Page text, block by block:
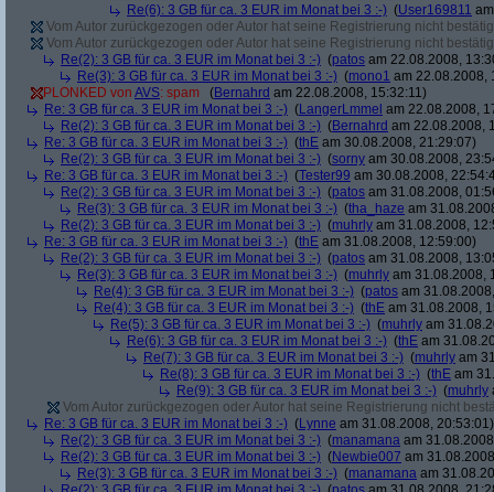
Re(6): 3 GB für ca. 3 EUR im Monat bei 3 :-) (User169811
Vom Autor zurückgezogen oder Autor hat seine Registrierung nicht
Vom Autor zurückgezogen oder Autor hat seine Registrierung nicht
Re(2): 3 GB für ca. 3 EUR im Monat bei 3 :-) (patos am 22.08.2008,
Re(3): 3 GB für ca. 3 EUR im Monat bei 3 :-) (mono1 am 22.08.2008,
PLONKED von AVS: spam (Bernahrd am 22.08.2008, 15:32:11)
Re: 3 GB für ca. 3 EUR im Monat bei 3 :-) (LangerLmmel am 22.08.2008,
Re(2): 3 GB für ca. 3 EUR im Monat bei 3 :-) (Bernahrd am 22.08.2008,
Re: 3 GB für ca. 3 EUR im Monat bei 3 :-) (thE am 30.08.2008, 21:29:07)
Re(2): 3 GB für ca. 3 EUR im Monat bei 3 :-) (sorny am 30.08.2008,
Re: 3 GB für ca. 3 EUR im Monat bei 3 :-) (Tester99 am 30.08.2008,
Re(2): 3 GB für ca. 3 EUR im Monat bei 3 :-) (patos am 31.08.2008,
Re(3): 3 GB für ca. 3 EUR im Monat bei 3 :-) (tha_haze am
Re(2): 3 GB für ca. 3 EUR im Monat bei 3 :-) (muhrly am 31.08.2008,
Re: 3 GB für ca. 3 EUR im Monat bei 3 :-) (thE am 31.08.2008, 12:59:00)
Re(2): 3 GB für ca. 3 EUR im Monat bei 3 :-) (patos am 31.08.2008,
Re(3): 3 GB für ca. 3 EUR im Monat bei 3 :-) (muhrly am 31.08.2008,
Re(4): 3 GB für ca. 3 EUR im Monat bei 3 :-) (patos am
Re(4): 3 GB für ca. 3 EUR im Monat bei 3 :-) (thE am 31.08.2008,
Re(5): 3 GB für ca. 3 EUR im Monat bei 3 :-) (muhrly am
Re(6): 3 GB für ca. 3 EUR im Monat bei 3 :-) (thE am
Re(7): 3 GB für ca. 3 EUR im Monat bei 3 :-) (muhrly am
Re(8): 3 GB für ca. 3 EUR im Monat bei 3 :-) (thE am
Re(9): 3 GB für ca. 3 EUR im Monat bei 3 :-) (muhrly
Vom Autor zurückgezogen oder Autor hat seine Registrierung nicht
Re: 3 GB für ca. 3 EUR im Monat bei 3 :-) (Lynne am 31.08.2008, 20:53:01)
Re(2): 3 GB für ca. 3 EUR im Monat bei 3 :-) (manamana am
Re(2): 3 GB für ca. 3 EUR im Monat bei 3 :-) (Newbie007 am
Re(3): 3 GB für ca. 3 EUR im Monat bei 3 :-) (manamana am